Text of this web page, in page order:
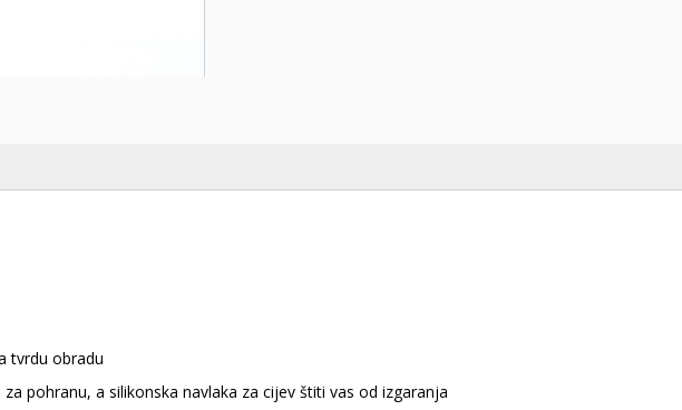
tvrdu obradu
pohranu, a silikonska navlaka za cijev štiti vas od izgaranja